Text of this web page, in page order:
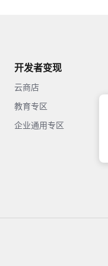
开发者变现
云商店
教育专区
企业通用专区